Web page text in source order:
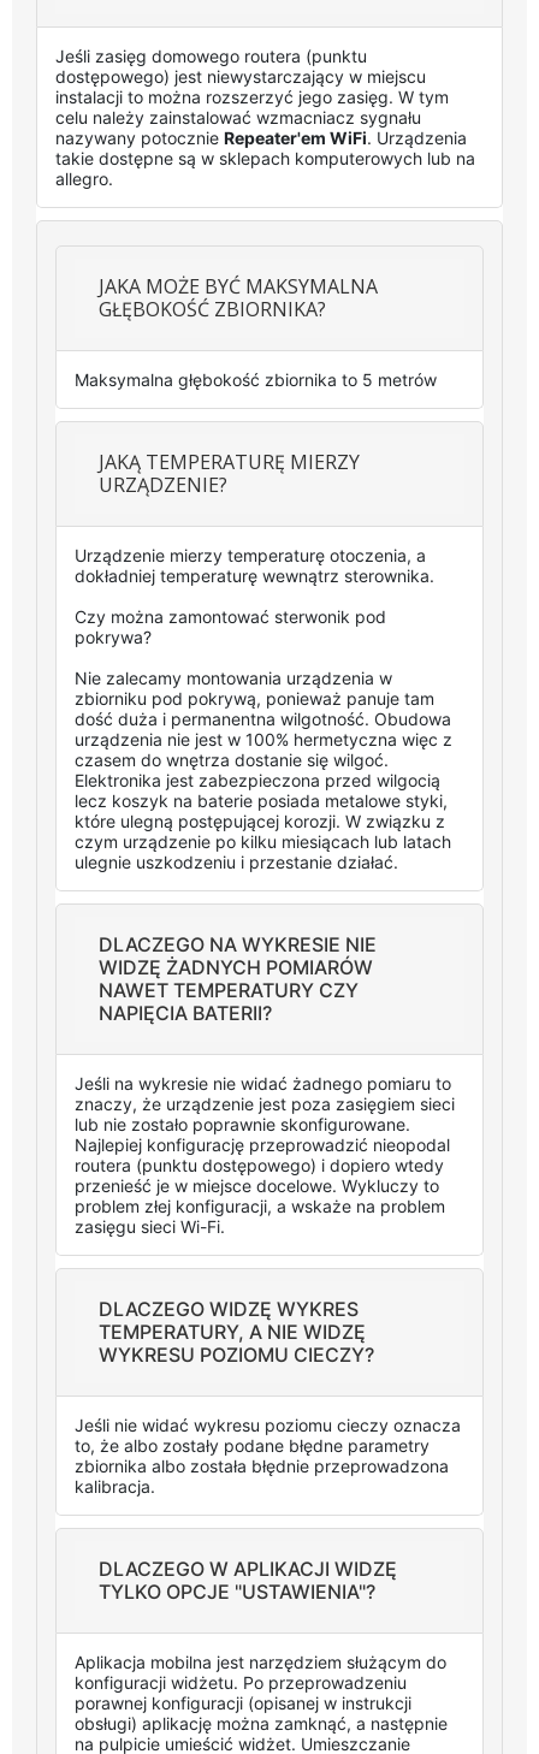
Jeśli zasięg domowego routera (punktu
dostępowego) jest niewystarczający w miejscu
instalacji to można rozszerzyć jego zasięg. W tym
celu należy zainstalować wzmacniacz sygnału
nazywany potocznie Repeater'em WiFi. Urządzenia
takie dostępne są w sklepach komputerowych lub na
allegro.
JAKA MOŻE BYĆ MAKSYMALNA
GŁĘBOKOŚĆ ZBIORNIKA?
Maksymalna głębokość zbiornika to 5 metrów
JAKĄ TEMPERATURĘ MIERZY
URZĄDZENIE?
Urządzenie mierzy temperaturę otoczenia, a
dokładniej temperaturę wewnątrz sterownika.
Czy można zamontować sterwonik pod
pokrywa?
Nie zalecamy montowania urządzenia w
zbiorniku pod pokrywą, ponieważ panuje tam
dość duża i permanentna wilgotność. Obudowa
urządzenia nie jest w 100% hermetyczna więc z
czasem do wnętrza dostanie się wilgoć.
Elektronika jest zabezpieczona przed wilgocią
lecz koszyk na baterie posiada metalowe styki,
które ulegną postępującej korozji. W związku z
czym urządzenie po kilku miesiącach lub latach
ulegnie uszkodzeniu i przestanie działać.
DLACZEGO NA WYKRESIE NIE
WIDZĘ ŻADNYCH POMIARÓW
NAWET TEMPERATURY CZY
NAPIĘCIA BATERII?
Jeśli na wykresie nie widać żadnego pomiaru to
znaczy, że urządzenie jest poza zasięgiem sieci
lub nie zostało poprawnie skonfigurowane.
Najlepiej konfigurację przeprowadzić nieopodal
routera (punktu dostępowego) i dopiero wtedy
przenieść je w miejsce docelowe. Wykluczy to
problem złej konfiguracji, a wskaże na problem
zasięgu sieci Wi-Fi.
DLACZEGO WIDZĘ WYKRES
TEMPERATURY, A NIE WIDZĘ
WYKRESU POZIOMU CIECZY?
Jeśli nie widać wykresu poziomu cieczy oznacza
to, że albo zostały podane błędne parametry
zbiornika albo została błędnie przeprowadzona
kalibracja.
DLACZEGO W APLIKACJI WIDZĘ
TYLKO OPCJE "USTAWIENIA"?
Aplikacja mobilna jest narzędziem służącym do
konfiguracji widżetu. Po przeprowadzeniu
porawnej konfiguracji (opisanej w instrukcji
obsługi) aplikację można zamknąć, a następnie
na pulpicie umieścić widżet. Umieszczanie